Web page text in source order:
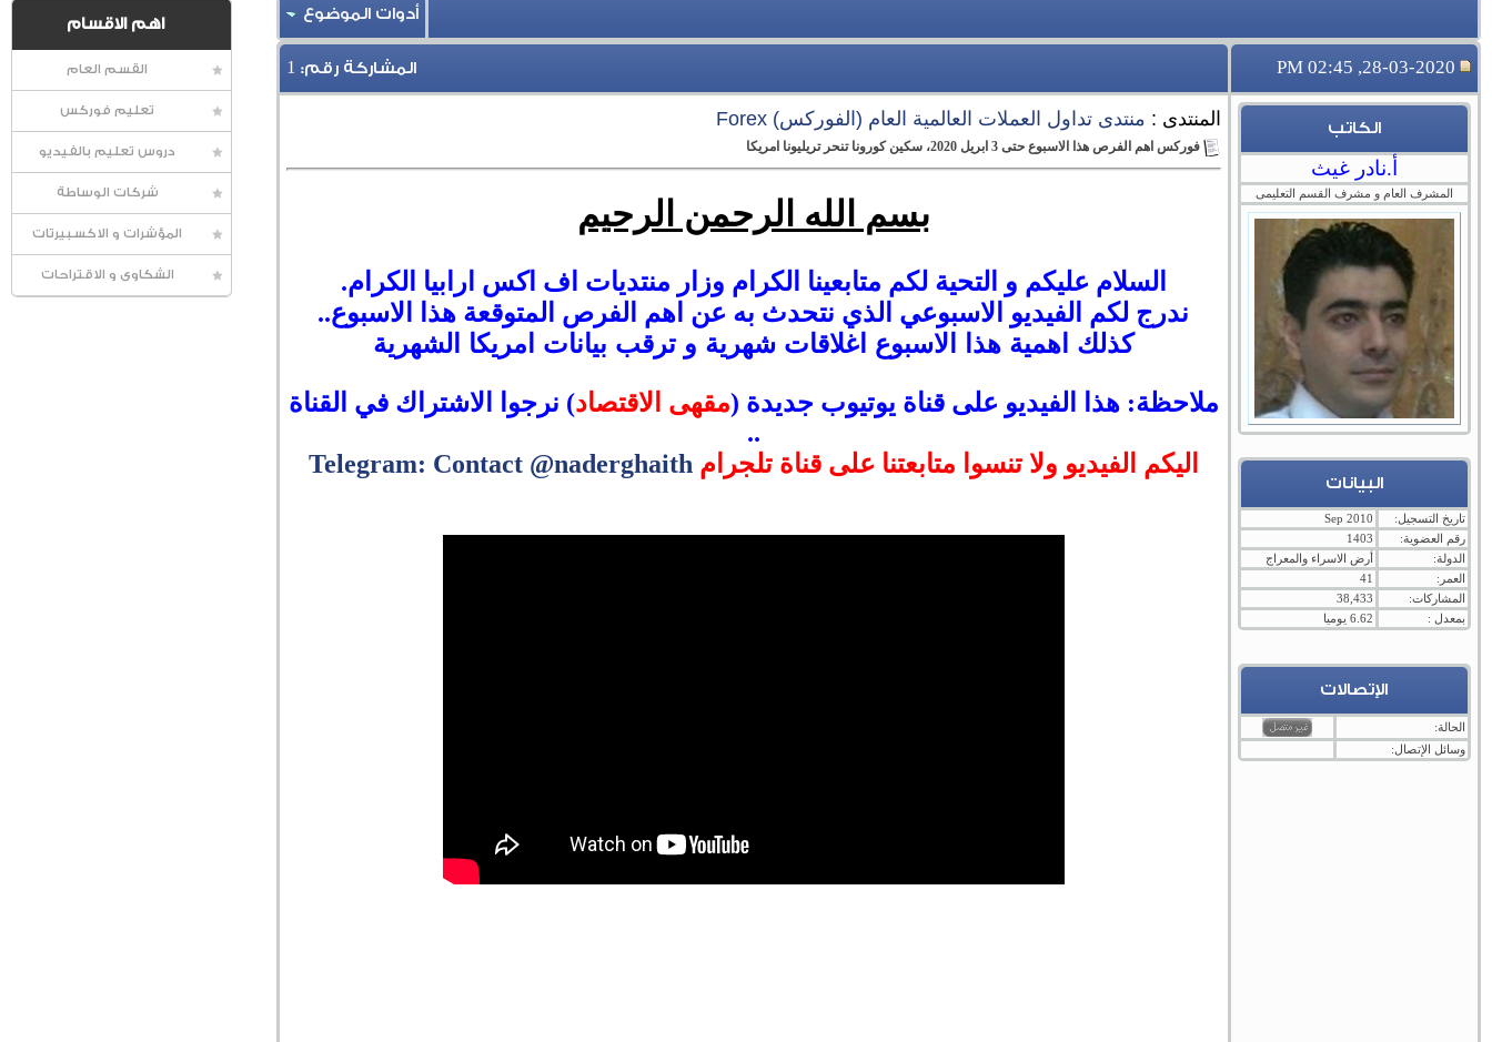
اهم الاقسام
القسم العام
تعليم فوركس
دروس تعليم بالفيديو
شركات الوساطة
المؤشرات و الاكسبيرتات
الشكاوى و الاقتراحات
أدوات الموضوع
28-03-2020, 02:45 PM المشاركة رقم: 1
الكاتب
أ.نادر غيث
المشرف العام و مشرف القسم التعليمى
البيانات
تاريخ التسجيل:
Sep 2010
رقم العضوية:
1403
الدولة:
أرض الاسراء والمعراج
العمر:
41
المشاركات:
38,433
بمعدل :
6.62 يوميا
الإتصالات
الحالة:
وسائل الإتصال:
المنتدى : منتدى تداول العملات العالمية العام (الفوركس) Forex
فوركس اهم الفرص هذا الاسبوع حتى 3 ابريل 2020، سكين كورونا تنحر تريليونا امريكا
بسم الله الرحمن الرحيم
السلام عليكم و التحية لكم متابعينا الكرام وزار منتديات اف اكس ارابيا الكرام.
ندرج لكم
الفيديو الاسبوعي الذي نتحدث به عن اهم الفرص المتوقعة هذا الاسبوع..
كذلك اهمية هذا الاسبوع اغلاقات شهرية و ترقب بيانات امريكا الشهرية
ملاحظة: هذا الفيديو على قناة يوتيوب جديدة (مقهى الاقتصاد) نرجوا الاشتراك في القناة
..
اليكم الفيديو ولا تنسوا متابعتنا على قناة تلجرام Telegram: Contact @naderghaith